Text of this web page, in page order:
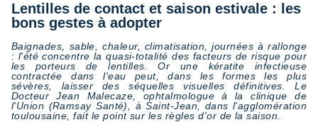
Lentilles de contact et saison estivale : les
bons gestes à adopter
Baignades, sable, chaleur, climatisation, journées à rallonge
: l'été concentre la quasi-totalité des facteurs de risque pour
les porteurs de lentilles. Or une kératite infectieuse
contractée dans l'eau peut, dans les formes les plus
sévères, laisser des séquelles visuelles définitives. Le
Docteur Jean Malecaze, ophtalmologue à la clinique de
l'Union (Ramsay Santé), à Saint-Jean, dans l'agglomération
toulousaine, fait le point sur les règles d'or de la saison.